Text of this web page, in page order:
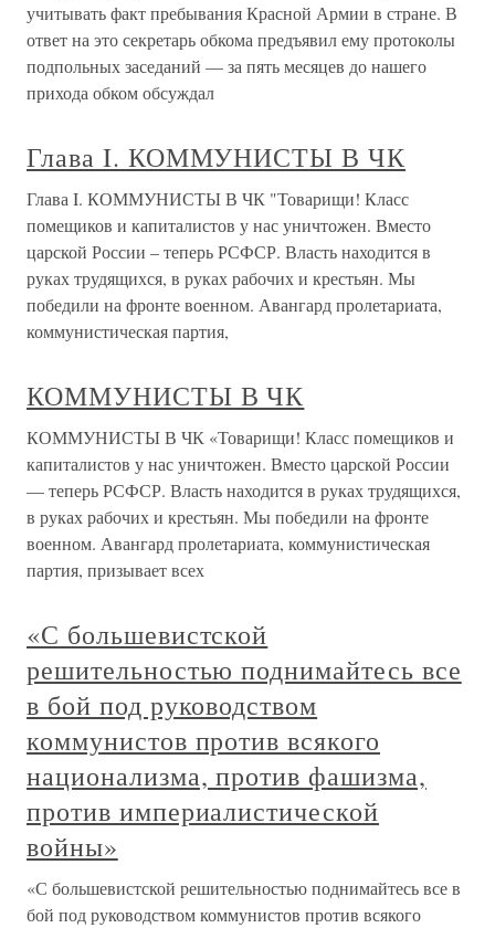
учитывать факт пребывания Красной Армии в стране. В
ответ на это секретарь обкома предъявил ему протоколы
подпольных заседаний — за пять месяцев до нашего
прихода обком обсуждал
Глава I. КОММУНИСТЫ В ЧК
Глава I. КОММУНИСТЫ В ЧК "Товарищи! Класс
помещиков и капиталистов у нас уничтожен. Вместо
царской России – теперь РСФСР. Власть находится в
руках трудящихся, в руках рабочих и крестьян. Мы
победили на фронте военном. Авангард пролетариата,
коммунистическая партия,
КОММУНИСТЫ В ЧК
КОММУНИСТЫ В ЧК «Товарищи! Класс помещиков и
капиталистов у нас уничтожен. Вместо царской России
— теперь РСФСР. Власть находится в руках трудящихся,
в руках рабочих и крестьян. Мы победили на фронте
военном. Авангард пролетариата, коммунистическая
партия, призывает всех
«С большевистской
решительностью поднимайтесь все
в бой под руководством
коммунистов против всякого
национализма, против фашизма,
против империалистической
войны»
«С большевистской решительностью поднимайтесь все в
бой под руководством коммунистов против всякого